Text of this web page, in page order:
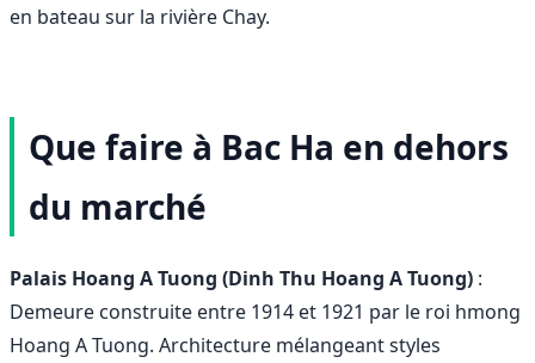
en bateau sur la rivière Chay.
Que faire à Bac Ha en dehors
du marché
Palais Hoang A Tuong (Dinh Thu Hoang A Tuong) :
Demeure construite entre 1914 et 1921 par le roi hmong
Hoang A Tuong. Architecture mélangeant styles